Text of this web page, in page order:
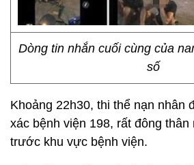
Dòng tin nhắn cuối cùng của
số
Khoảng 22h30, thi thể nạn nhân
xác bệnh viện 198, rất đông thân
trước khu vực bệnh viện.